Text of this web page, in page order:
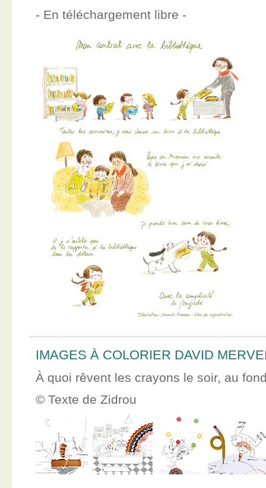
- En téléchargement libre -
IMAGES À COLORIER DAVID
À quoi rêvent les crayons le soir, au
© Texte de Zidrou